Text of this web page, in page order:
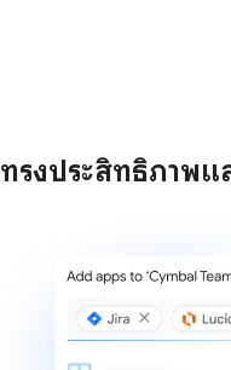
ทรงประสิทธิภาพแ